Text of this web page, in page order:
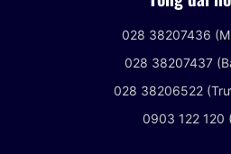
028 38207436
028 38207437
028 38206522
0903 122 120